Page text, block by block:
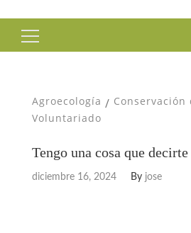
Buscar:
Agroecología /
Voluntariado
Tengo una cosa que decirte
diciembre 16, 2024 By jose